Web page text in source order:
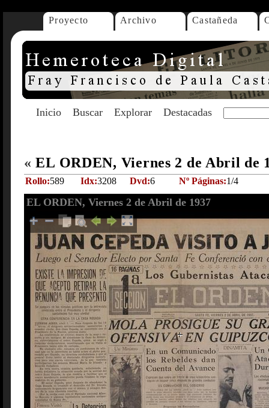
Proyecto Archivo Castañeda
Inicio Buscar Explorar Destacadas
« EL ORDEN, Viernes 2 de Abril de
Rollo:589 Idx:3208 Dvd:6 Nº Páginas:1/4
EL ORDEN, Viernes 2 de Abril de 1937